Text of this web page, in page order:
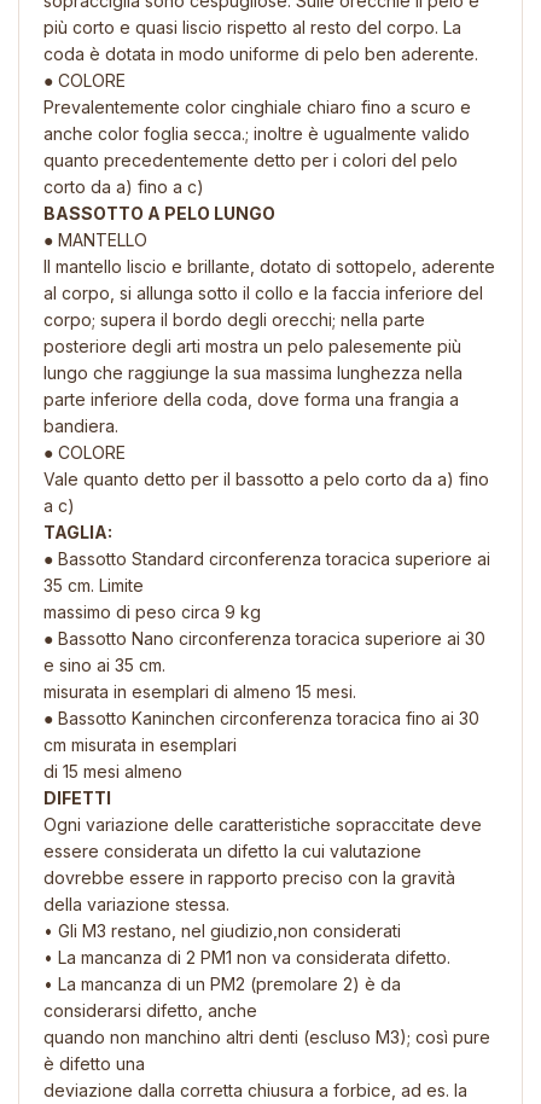
più corto e quasi liscio rispetto al resto del corpo. La
coda è dotata in modo uniforme di pelo ben aderente.
● COLORE
Prevalentemente color cinghiale chiaro fino a scuro e
anche color foglia secca.; inoltre è ugualmente valido
quanto precedentemente detto per i colori del pelo
corto da a) fino a c)
BASSOTTO A PELO LUNGO
● MANTELLO
Il mantello liscio e brillante, dotato di sottopelo, aderente
al corpo, si allunga sotto il collo e la faccia inferiore del
corpo; supera il bordo degli orecchi; nella parte
posteriore degli arti mostra un pelo palesemente più
lungo che raggiunge la sua massima lunghezza nella
parte inferiore della coda, dove forma una frangia a
bandiera.
● COLORE
Vale quanto detto per il bassotto a pelo corto da a) fino
a c)
TAGLIA:
● Bassotto Standard circonferenza toracica superiore ai
35 cm. Limite
massimo di peso circa 9 kg
● Bassotto Nano circonferenza toracica superiore ai 30
e sino ai 35 cm.
misurata in esemplari di almeno 15 mesi.
● Bassotto Kaninchen circonferenza toracica fino ai 30
cm misurata in esemplari
di 15 mesi almeno
DIFETTI
Ogni variazione delle caratteristiche sopraccitate deve
essere considerata un difetto la cui valutazione
dovrebbe essere in rapporto preciso con la gravità
della variazione stessa.
• Gli M3 restano, nel giudizio,non considerati
• La mancanza di 2 PM1 non va considerata difetto.
• La mancanza di un PM2 (premolare 2) è da
considerarsi difetto, anche
quando non manchino altri denti (escluso M3); così pure
è difetto una
deviazione dalla corretta chiusura a forbice, ad es. la